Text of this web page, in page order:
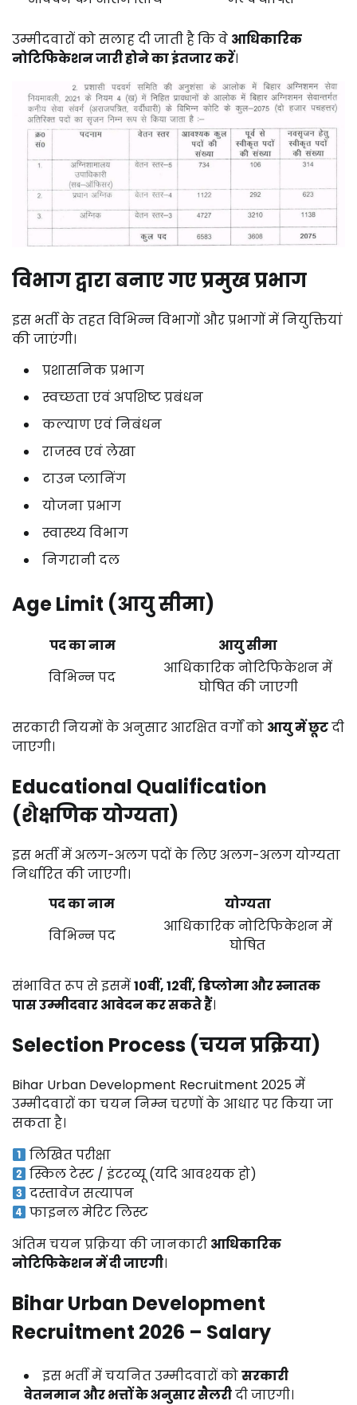
उम्मीदवारों को सलाह दी जाती है कि वे आधिकारिक
नोटिफिकेशन जारी होने का इंतजार करें।
विभाग द्वारा बनाए गए प्रमुख प्रभाग
इस भर्ती के तहत विभिन्न विभागों और प्रभागों में नियुक्तियां
की जाएंगी।
प्रशासनिक प्रभाग
स्वच्छता एवं अपशिष्ट प्रबंधन
कल्याण एवं निबंधन
राजस्व एवं लेखा
टाउन प्लानिंग
योजना प्रभाग
स्वास्थ्य विभाग
निगरानी दल
Age Limit (आयु सीमा)
पद का नाम
आयु सीमा
विभिन्न पद
आधिकारिक नोटिफिकेशन में
घोषित की जाएगी
सरकारी नियमों के अनुसार आरक्षित वर्गों को आयु में छूटदी
जाएगी।
Educational Qualification
(शैक्षणिक योग्यता)
इस भर्ती में अलग-अलग पदों के लिए अलग-अलग योग्यता
निर्धारित की जाएगी।
पद का नाम
योग्यता
विभिन्न पद
आधिकारिक नोटिफिकेशन में
घोषित
संभावित रूप से इसमें10वीं, 12वीं, डिप्लोमा और स्नातक
पास उम्मीदवार आवेदन कर सकते हैं।
Selection Process (चयन प्रक्रिया)
Bihar Urban Development Recruitment 2025 में
उम्मीदवारों का चयन निम्न चरणों के आधार पर किया जा
सकता है।
लिखित परीक्षा
स्किल टेस्ट / इंटरव्यू (यदि आवश्यक हो)
दस्तावेज सत्यापन
फाइनल मेरिट लिस्ट
अंतिम चयन प्रक्रिया की जानकारी आधिकारिक
नोटिफिकेशन में दी जाएगी।
Bihar Urban Development
Recruitment 2026 – Salary
इस भर्ती में चयनित उम्मीदवारों कोसरकारी
वेतनमान और भत्तों के अनुसार सैलरीदी जाएगी।